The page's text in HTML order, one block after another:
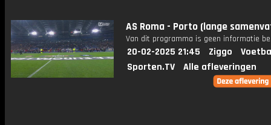
AS Roma - Porto (lange
Van dit programma is geen informatie
20-02-2025 21:45 Ziggo
Sporten.TV
Alle afleveringen